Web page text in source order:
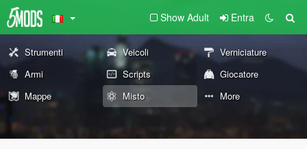
Show Adult Entra
Strumenti Veicoli
Verniciature
Armi
Scripts
Giocatore
Mappe
Misto More